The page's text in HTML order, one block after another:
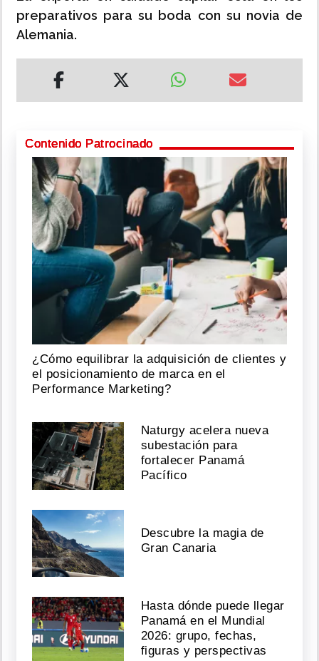
preparativos para su boda con su novia de
Alemania.
Contenido Patrocinado
¿Cómo equilibrar la adquisición de clientes y
el posicionamiento de marca en el
Performance Marketing?
Naturgy acelera nueva
subestación para
fortalecer Panamá
Pacífico
Descubre la magia de
Gran Canaria
Hasta dónde puede llegar
Panamá en el Mundial
2026: grupo, fechas,
figuras y perspectivas